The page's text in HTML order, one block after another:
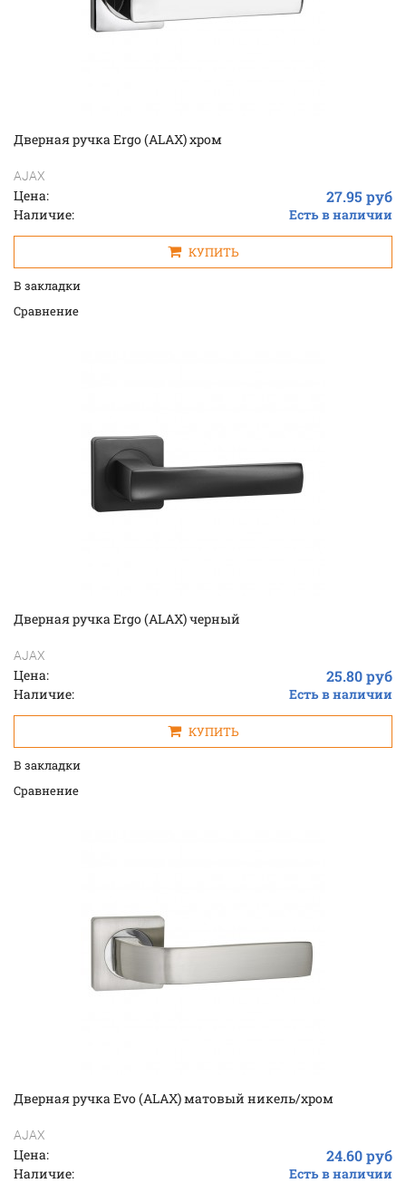
Дверная ручка Ergo (ALAX) хром
AJAX
Цена: 27.95 руб
Наличие: Есть в наличии
КУПИТЬ
В закладки
Cравнение
Дверная ручка Ergo (ALAX) черный
AJAX
Цена: 25.80 руб
Наличие: Есть в наличии
КУПИТЬ
В закладки
Cравнение
Дверная ручка Evo (ALAX) матовый никель/хром
AJAX
Цена: 24.60 руб
Наличие: Есть в наличии